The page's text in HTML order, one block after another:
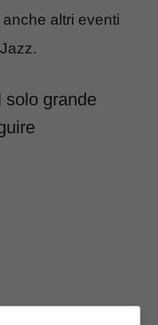
altri eventi
solo grande